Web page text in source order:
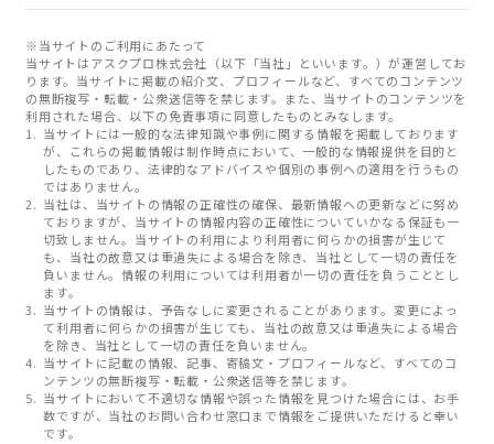
※当サイトのご利用にあたって
当サイトはアスクプロ株式会社（以下「当社」といいます。）が運営してお
ります。当サイトに掲載の紹介文、プロフィールなど、すべてのコンテンツ
の無断複写・転載・公衆送信等を禁じます。また、当サイトのコンテンツを
利用された場合、以下の免責事項に同意したものとみなします。
当サイトには一般的な法律知識や事例に関する情報を掲載しております
が、これらの掲載情報は制作時点において、一般的な情報提供を目的と
したものであり、法律的なアドバイスや個別の事例への適用を行うもの
ではありません。
当社は、当サイトの情報の正確性の確保、最新情報への更新などに努め
ておりますが、当サイトの情報内容の正確性についていかなる保証も一
切致しません。当サイトの利用により利用者に何らかの損害が生じて
も、当社の故意又は重過失による場合を除き、当社として一切の責任を
負いません。情報の利用については利用者が一切の責任を負うこととし
ます。
当サイトの情報は、予告なしに変更されることがあります。変更によっ
て利用者に何らかの損害が生じても、当社の故意又は重過失による場合
を除き、当社として一切の責任を負いません。
当サイトに記載の情報、記事、寄稿文・プロフィールなど、すべてのコ
ンテンツの無断複写・転載・公衆送信等を禁じます。
当サイトにおいて不適切な情報や誤った情報を見つけた場合には、お手
数ですが、当社のお問い合わせ窓口まで情報をご提供いただけると幸い
です。